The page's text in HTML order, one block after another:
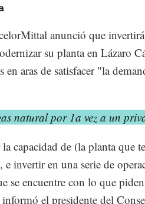
anunció que
su planta en Lázaro
aras de satisfacer "la
natural por 1a vez a un
capacidad de (la planta que
e invertir en una serie de
se encuentre con lo que
el presidente del